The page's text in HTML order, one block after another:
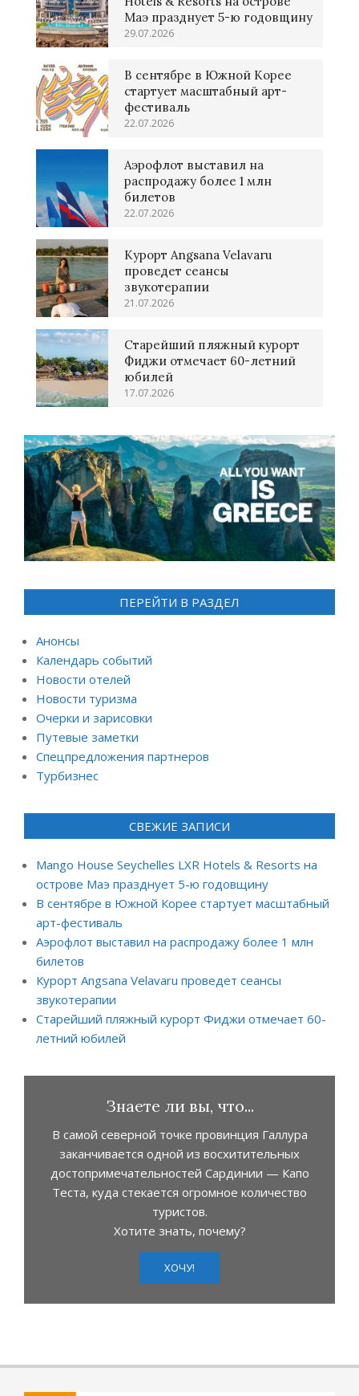
Маэ празднует 5-ю годовщину
29.07.2026
В сентябре в Южной Корее
стартует масштабный арт-
фестиваль
22.07.2026
Аэрофлот выставил на
распродажу более 1 млн
билетов
22.07.2026
Курорт Angsana Velavaru
проведет сеансы
звукотерапии
21.07.2026
Старейший пляжный курорт
Фиджи отмечает 60-летний
юбилей
17.07.2026
ПЕРЕЙТИ В РАЗДЕЛ
Анонсы
Календарь событий
Новости отелей
Новости туризма
Очерки и зарисовки
Путевые заметки
Спецпредложения партнеров
Турбизнес
СВЕЖИЕ ЗАПИСИ
Mango House Seychelles LXR Hotels & Resorts на
острове Маэ празднует 5-ю годовщину
В сентябре в Южной Корее стартует масштабный
арт-фестиваль
Аэрофлот выставил на распродажу более 1 млн
билетов
Курорт Angsana Velavaru проведет сеансы
звукотерапии
Старейший пляжный курорт Фиджи отмечает 60-
летний юбилей
Знаете ли вы, что...
В самой северной точке провинция Галлура
заканчивается одной из восхитительных
достопримечательностей Сардинии — Капо
Теста, куда стекается огромное количество
туристов.
Хотите знать, почему?
ХОЧУ!